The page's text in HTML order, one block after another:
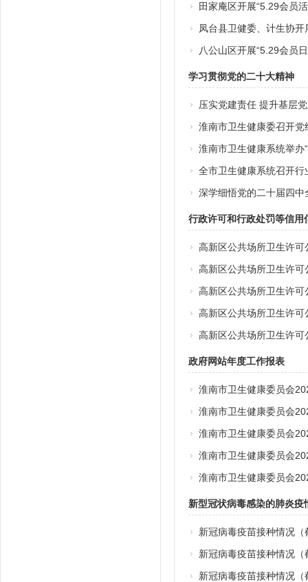
田家庵区开展“5.29会员
凤台县卫健委、计生协
八公山区开展“5.29会员
学习贯彻党的二十大精神
压实党建责任 提升基层
淮南市卫生健康委召开
淮南市卫生健康系统举办
全市卫生健康系统召开行
深学细悟党的二十届四
行政许可和行政处罚等信用
高新区公共场所卫生许可
高新区公共场所卫生许可
高新区公共场所卫生许可
高新区公共场所卫生许可
高新区公共场所卫生许可
政府网站年度工作报表
淮南市卫生健康委员会
淮南市卫生健康委员会
淮南市卫生健康委员会
淮南市卫生健康委员会
淮南市卫生健康委员会
新型冠状病毒感染的肺炎疫
新冠病毒疫苗接种情况
新冠病毒疫苗接种情况
新冠病毒疫苗接种情况（